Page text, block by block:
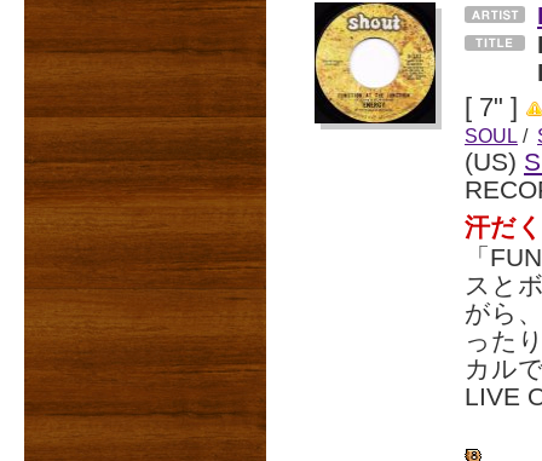
[ 7" ]
SOUL /
(US)
汗だ
「
スと
がら
った
カル
LIVE